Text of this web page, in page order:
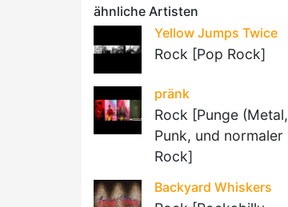
ähnliche Artisten
Yellow Jumps Twice
Rock [Pop Rock]
pränk
Rock [Punge (Metal,
Punk, und normaler
Rock]
Backyard Whiskers